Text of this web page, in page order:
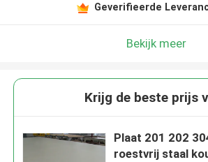
Geverifieerde
Bekijk meer
Krijg de beste prijs
Plaat 201 202
roestvrij staal